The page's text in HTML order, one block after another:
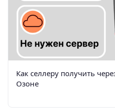
Как селлеру получить
Озоне